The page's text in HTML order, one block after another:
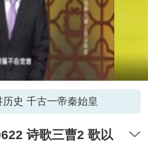
了，请稍后再试
历史 千古一帝秦始皇
诗歌三曹2 歌以